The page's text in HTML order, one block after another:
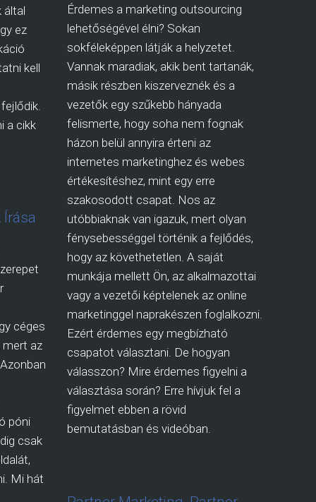
által
ez
kell
a cikk
Írása
céges
mert az
póni
csak
Mi hát
Érdemes a marketing outsourcing
lehetőségével élni? Sokan
sokféleképpen látják a helyzetet.
Vannak maradiak, akik bent tartanák,
másik részben kiszerveznék és a
vezetők egy szűkebb hányada
felismerte, hogy soha nem fognak
házon belül annyira érteni az
internetes marketinghez és webes
értékesítéshez, mint egy erre
szakosodott csapat. Nos az
utóbbiaknak van igazuk, mert olyan
fénysebességgel történik a fejlődés,
hogy az követhetetlen. A saját
munkája mellett Ön, az alkalmazottai
vagy a vezetői képtelenek az online
marketinggel naprakészen foglalkozni.
Ezért érdemes egy megbízható
csapatot választani. De hogyan
válasszon? Mire érdemes figyelni a
választása során? Erre hívjuk fel a
figyelmet ebben a rövid
bemutatásban és videóban.